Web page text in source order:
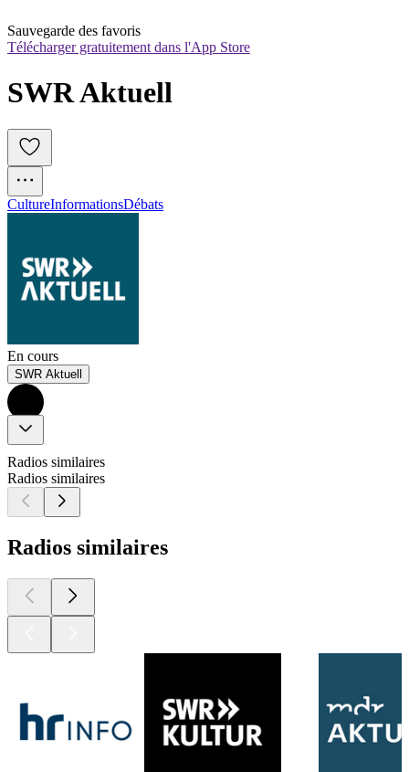
Sauvegarde des favoris
Télécharger gratuitement dans l'App Store
SWR Aktuell
CultureInformationsDébats
En cours
SWR Aktuell
Radios similaires
Radios similaires
Radios similaires